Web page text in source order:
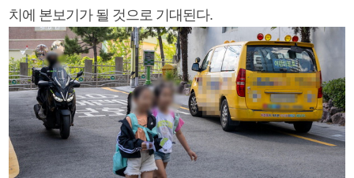
치에 본보기가 될 것으로 기대된다.